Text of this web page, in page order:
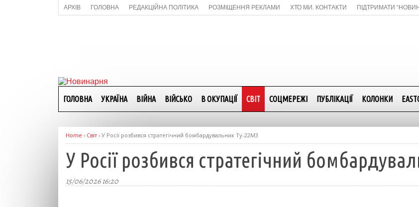
АРХІВ ГОЛОВНА РЕДАКЦІЙНА ПОЛІТИКА РОЗМІЩЕННЯ РЕКЛАМИ ХТО МИ. КОНТАКТИ ПІДТРИМАТИ
ГОЛОВНА УКРАЇНА ВІЙНА ВІЙСЬКО В ОКУПАЦІЇ СВІТ СОЦМЕРЕЖІ ПУБЛІКАЦІЇ КОЛОНКИ
Home › Світ › У Росії розбився стратегічний бомбардувальник Ту-22М3
У Росії розбився стратегічний
15/06/2026 16:20